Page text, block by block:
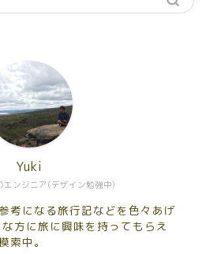
エンジニア(デザイン勉強中)
Yuki
考になる旅行記などを色々あげ
方に旅に興味を持ってもらえ
作りを模索中。